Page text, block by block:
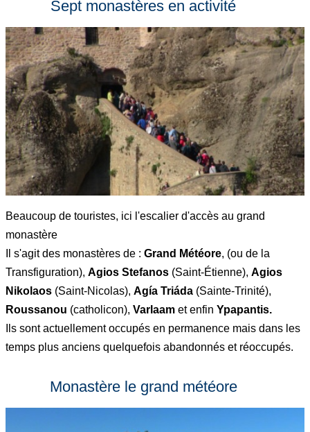
Sept monastères en activité
Beaucoup de touristes, ici l'escalier d'accès au grand
monastère
Il s'agit des monastères de : Grand Météore, (ou de la
Transfiguration), Agios Stefanos (Saint-Étienne), Agios
Nikolaos (Saint-Nicolas), Agía Triáda (Sainte-Trinité),
Roussanou (catholicon), Varlaam et enfin Ypapantis.
Ils sont actuellement occupés en permanence mais dans les
temps plus anciens quelquefois abandonnés et réoccupés.
Monastère le grand météore